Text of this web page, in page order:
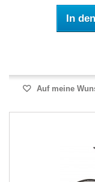
In
Auf meine